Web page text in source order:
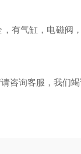
有气缸，电磁阀
咨询客服，我们